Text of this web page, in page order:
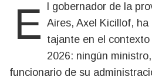
El gobernador de la provincia de Buenos Aires, Axel Kicillof,
tajante en el contexto
2026: ningún
funcionario de su